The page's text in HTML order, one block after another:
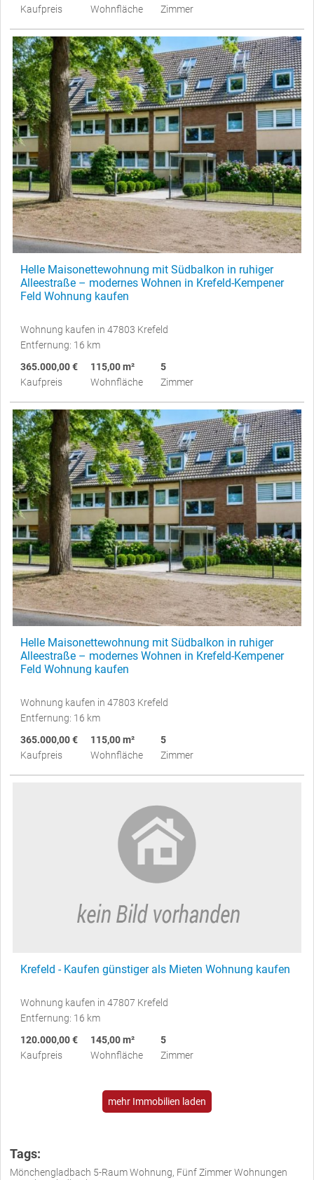
Kaufpreis
Wohnfläche
Zimmer
Helle Maisonettewohnung mit Südbalkon in ruhiger
Alleestraße – modernes Wohnen in Krefeld-Kempener
Feld Wohnung kaufen
Wohnung kaufen in 47803 Krefeld
Entfernung: 16 km
365.000,00 €
Kaufpreis
115,00 m²
Wohnfläche
5
Zimmer
Helle Maisonettewohnung mit Südbalkon in ruhiger
Alleestraße – modernes Wohnen in Krefeld-Kempener
Feld Wohnung kaufen
Wohnung kaufen in 47803 Krefeld
Entfernung: 16 km
365.000,00 €
Kaufpreis
115,00 m²
Wohnfläche
5
Zimmer
Krefeld - Kaufen günstiger als Mieten Wohnung kaufen
Wohnung kaufen in 47807 Krefeld
Entfernung: 16 km
120.000,00 €
Kaufpreis
145,00 m²
Wohnfläche
5
Zimmer
mehr Immobilien laden
Tags:
Mönchengladbach 5-Raum Wohnung, Fünf Zimmer Wohnungen